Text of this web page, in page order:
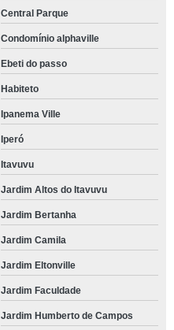
Central Parque
Condomínio alphaville
Ebeti do passo
Habiteto
Ipanema Ville
Iperó
Itavuvu
Jardim Altos do Itavuvu
Jardim Bertanha
Jardim Camila
Jardim Eltonville
Jardim Faculdade
Jardim Humberto de Campos